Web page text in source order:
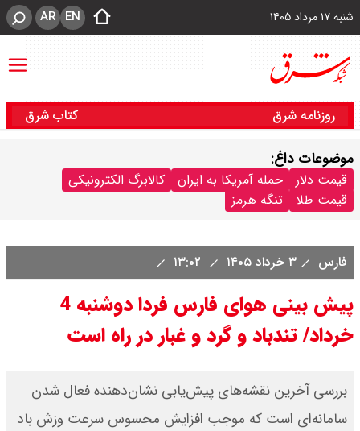
شنبه ۱۷ مرداد ۱۴۰۵ EN
AR
روزنامه شرق کتاب شرق
موضوعات داغ:
قیمت دلار حمله آمریکا به ایران
کالابرگ الکترونیکی
قیمت طلا
تنگه هرمز
فارس ۳ خرداد ۱۴۰۵
پیش بینی هوای فارس فردا دوشنبه 4
خرداد/ تندباد و گرد و غبار در راه است
بررسی آخرین نقشه‌های پیش‌یابی نشان‌دهنده فعال شدن
سامانه‌ای است که موجب افزایش محسوس سرعت وزش باد